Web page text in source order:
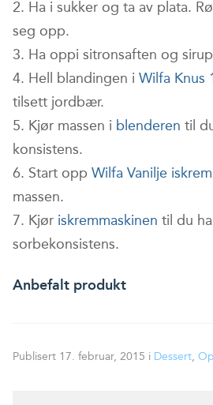
Ha i sukker og ta av plata.
seg opp.
Ha oppi sitronsaften og
Hell blandingen i Wilfa Knus
tilsett jordbær.
Kjør massen i blenderen til
konsistens.
Start opp Wilfa Vanilje
massen.
Kjør iskremmaskinen til du
sorbekonsistens.
Anbefalt produkt
Publisert 17. februar, 2015 i Dessert,